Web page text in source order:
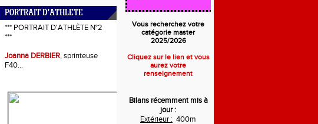
PORTRAIT D'ATHLETE
*** PORTRAIT D'ATHLÈTE N°2
***
Joanna DERBIER, sprinteuse
F40...
Vous recherchez votre
catégorie master
2025/2026
Cliquez sur le lien et vous
aurez votre
renseignement
Bilans récemment mis à
jour :
Extérieur : 400m